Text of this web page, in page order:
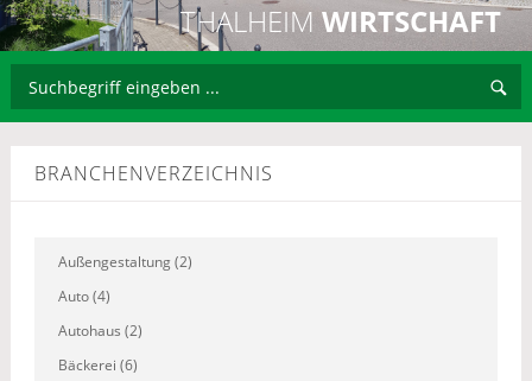
THALHEIM WIRTSCHAFT
BRANCHENVERZEICHNIS
Außengestaltung (2)
Auto (4)
Autohaus (2)
Bäckerei (6)